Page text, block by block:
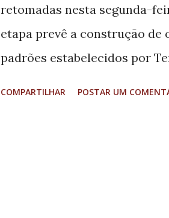
retomadas nesta segunda-
etapa prevê a construção
padrões estabelecidos por
COMPARTILHAR POSTAR UM